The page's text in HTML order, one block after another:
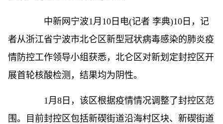
中新网 宁波1月10日电(记者 李典)10日，记
者从浙江省宁波市北仑区新型冠状病毒感染的肺炎疫
情防控工作领导小组获悉，北仑区对新划定封控区开
展首轮核酸检测，结果均为阴性。
1月8日，该区根据疫情情况调整了封控区范
围。目前封控区包括新碶街道沿海村区块、新碶街道